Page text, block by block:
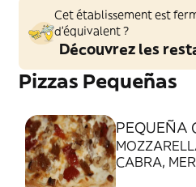
Cet établissement est
d'équivalent ?
Découvrez les
Pizzas Pequeñas
PEQUEÑA
CABRA,